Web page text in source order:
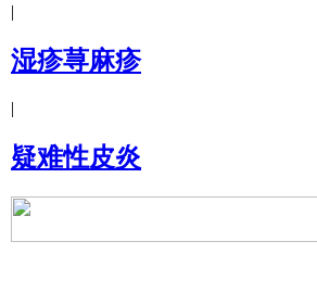
|
湿疹荨麻疹
|
疑难性皮炎